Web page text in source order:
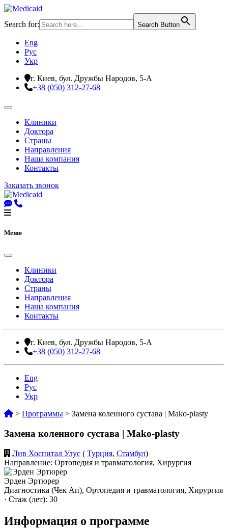
Search for: Search Button
Eng
Рус
Укр
г. Киев, бул. Дружбы Народов, 5-А
+38 (050) 312-27-68
Клиники
Доктора
Страны
Направления
Наша компания
Контакты
Заказать звонок
Меню
Клиники
Доктора
Страны
Направления
Наша компания
Контакты
г. Киев, бул. Дружбы Народов, 5-А
+38 (050) 312-27-68
Eng
Рус
Укр
> Программы > Замена коленного сустава | Mako-plasty
Замена коленного сустава | Mako-plasty
Лив Хоспитал Улус ( Турция, Стамбул)
Направление: Ортопедия и травматология, Хирургия
Эрден Эртюрер
Диагностика (Чек Ап), Ортопедия и травматология, Хирургия
· Стаж (лет): 30
Информация о программе